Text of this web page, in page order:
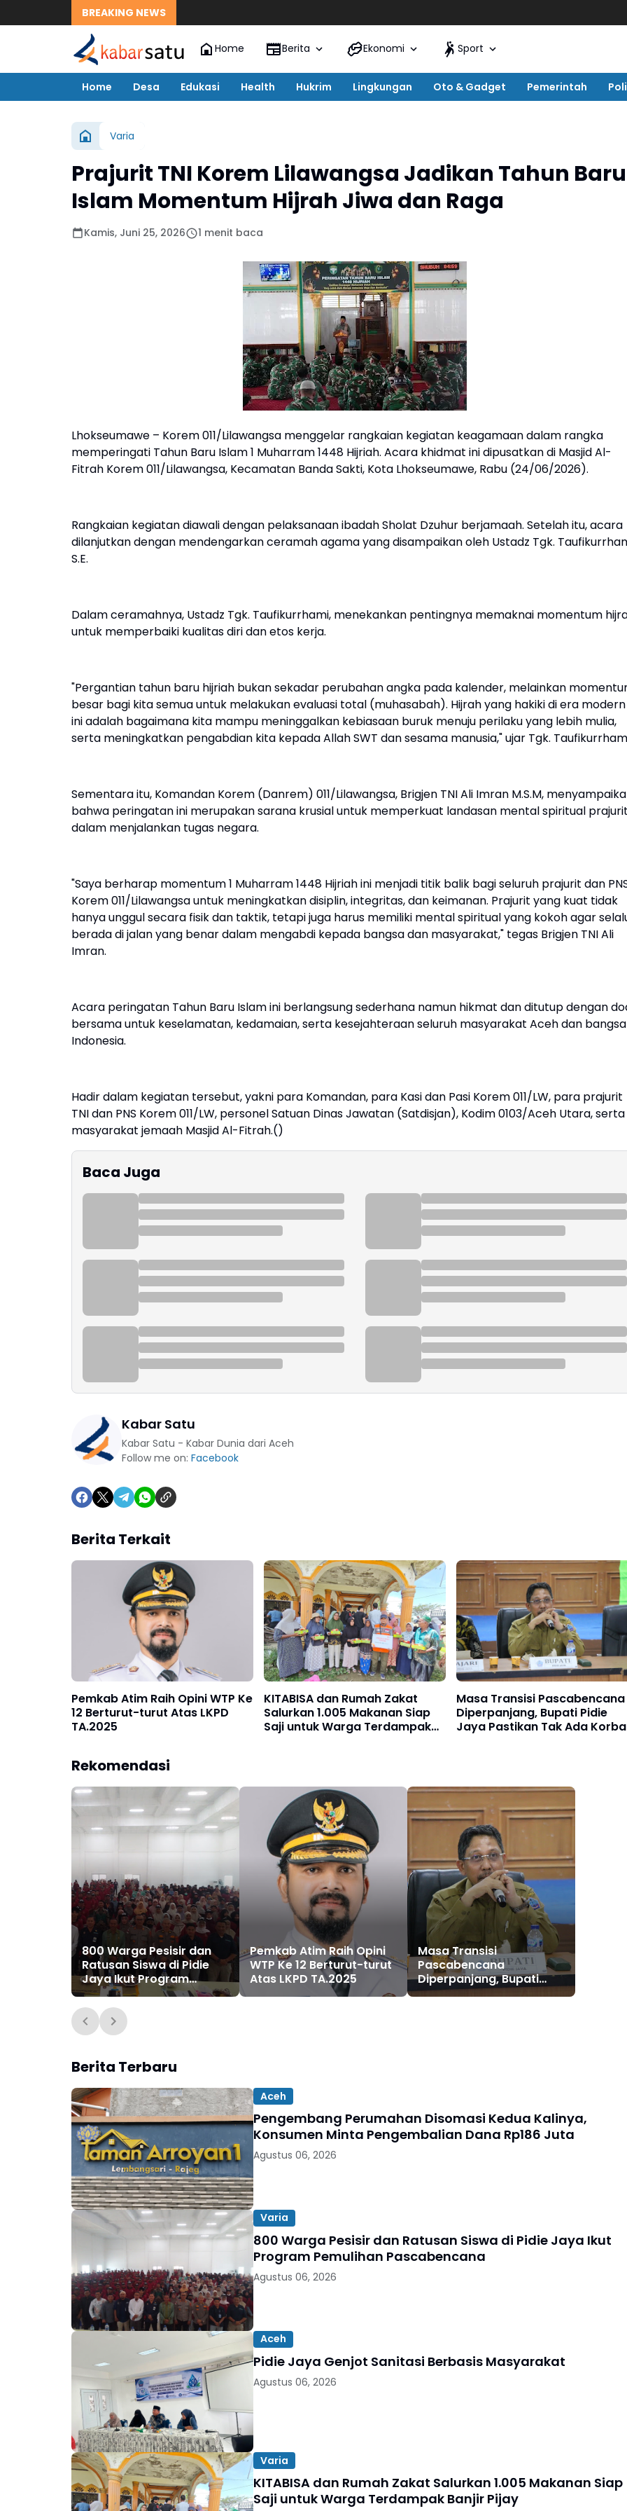
BREAKING NEWS
Home Berita Ekonomi Sport
Home Desa Edukasi Health Hukrim Lingkungan Oto & Gadget Pemerintah
Varia
Prajurit TNI Korem Lilawangsa Jadikan Tahun Baru
Islam Momentum Hijrah Jiwa dan Raga
Kamis, Juni 25, 2026 1 menit baca
Lhokseumawe – Korem 011/Lilawangsa menggelar rangkaian kegiatan keagamaan dalam rangka
memperingati Tahun Baru Islam 1 Muharram 1448 Hijriah. Acara khidmat ini dipusatkan di Masjid Al-
Fitrah Korem 011/Lilawangsa, Kecamatan Banda Sakti, Kota Lhokseumawe, Rabu (24/06/2026).
Rangkaian kegiatan diawali dengan pelaksanaan ibadah Sholat Dzuhur berjamaah. Setelah itu, acara
dilanjutkan dengan mendengarkan ceramah agama yang disampaikan oleh Ustadz Tgk.
S.E.
Dalam ceramahnya, Ustadz Tgk. Taufikurrhami, menekankan pentingnya memaknai momentum
untuk memperbaiki kualitas diri dan etos kerja.
"Pergantian tahun baru hijriah bukan sekadar perubahan angka pada kalender, melainkan
besar bagi kita semua untuk melakukan evaluasi total (muhasabah). Hijrah yang hakiki di era modern
ini adalah bagaimana kita mampu meninggalkan kebiasaan buruk menuju perilaku yang lebih mulia,
serta meningkatkan pengabdian kita kepada Allah SWT dan sesama manusia," ujar Tgk.
Sementara itu, Komandan Korem (Danrem) 011/Lilawangsa, Brigjen TNI Ali Imran M.S.M,
bahwa peringatan ini merupakan sarana krusial untuk memperkuat landasan mental spiritual
dalam menjalankan tugas negara.
"Saya berharap momentum 1 Muharram 1448 Hijriah ini menjadi titik balik bagi seluruh prajurit dan
Korem 011/Lilawangsa untuk meningkatkan disiplin, integritas, dan keimanan. Prajurit yang kuat tidak
hanya unggul secara fisik dan taktik, tetapi juga harus memiliki mental spiritual yang kokoh agar
berada di jalan yang benar dalam mengabdi kepada bangsa dan masyarakat," tegas Brigjen TNI Ali
Imran.
Acara peringatan Tahun Baru Islam ini berlangsung sederhana namun hikmat dan ditutup dengan
bersama untuk keselamatan, kedamaian, serta kesejahteraan seluruh masyarakat Aceh dan bangsa
Indonesia.
Hadir dalam kegiatan tersebut, yakni para Komandan, para Kasi dan Pasi Korem 011/LW, para prajurit
TNI dan PNS Korem 011/LW, personel Satuan Dinas Jawatan (Satdisjan), Kodim 0103/Aceh Utara, serta
masyarakat jemaah Masjid Al-Fitrah.()
Baca Juga
Kabar Satu
Kabar Satu - Kabar Dunia dari Aceh
Follow me on: Facebook
Berita Terkait
Pemkab Atim Raih Opini WTP Ke
12 Berturut-turut Atas LKPD
TA.2025
KITABISA dan Rumah Zakat
Salurkan 1.005 Makanan Siap
Saji untuk Warga Terdampak
Masa Transisi Pascabencana
Diperpanjang, Bupati Pidie
Jaya Pastikan Tak Ada
Rekomendasi
800 Warga Pesisir dan
Ratusan Siswa di Pidie
Jaya Ikut Program
Pemulihan
Pascabencana
Pemkab Atim Raih Opini
WTP Ke 12 Berturut-turut
Atas LKPD TA.2025
Masa Transisi
Pascabencana
Diperpanjang, Bupati
Pidie Jaya Pastikan Tak
Berita Terbaru
Aceh
Pengembang Perumahan Disomasi Kedua Kalinya,
Konsumen Minta Pengembalian Dana Rp186 Juta
Agustus 06, 2026
Varia
800 Warga Pesisir dan Ratusan Siswa di Pidie Jaya Ikut
Program Pemulihan Pascabencana
Agustus 06, 2026
Aceh
Pidie Jaya Genjot Sanitasi Berbasis Masyarakat
Agustus 06, 2026
Varia
KITABISA dan Rumah Zakat Salurkan 1.005 Makanan Siap
Saji untuk Warga Terdampak Banjir Pijay